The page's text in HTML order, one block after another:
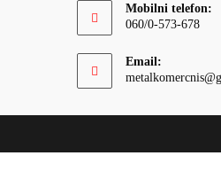
Mobilni telefon:
060/0-573-678
Email: